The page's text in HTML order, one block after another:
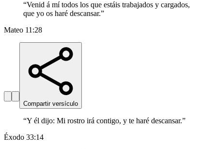
“Venid á mí todos los que estáis trabajados y cargados,
que yo os haré descansar.”
Mateo 11:28
Compartir versículo
“Y él dijo: Mi rostro irá contigo, y te haré descansar.”
Éxodo 33:14